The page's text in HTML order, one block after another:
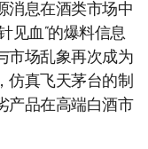
消息在酒类市场中
见血”的爆料信息
市场乱象再次成为
仿真飞天茅台的制
产品在高端白酒市